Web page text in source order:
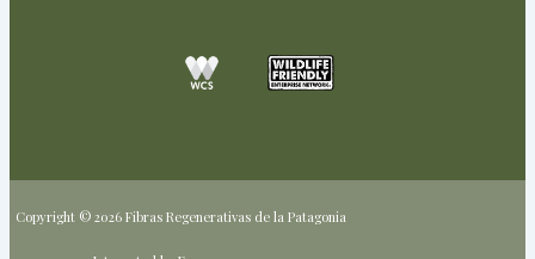
Copyright © 2026 Fibras Regenerativas de la Patagonia